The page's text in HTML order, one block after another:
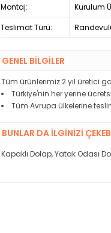
Montaj:
Kurulum
Teslimat Türü:
GENEL BİLGİLER
Tüm ürünlerimiz 2 yıl üretici
Türkiye'nin her yerine
Tüm Avrupa ülkelerine
BUNLAR DA İLGINIZI
Kapaklı Dolap,Yatak Odası